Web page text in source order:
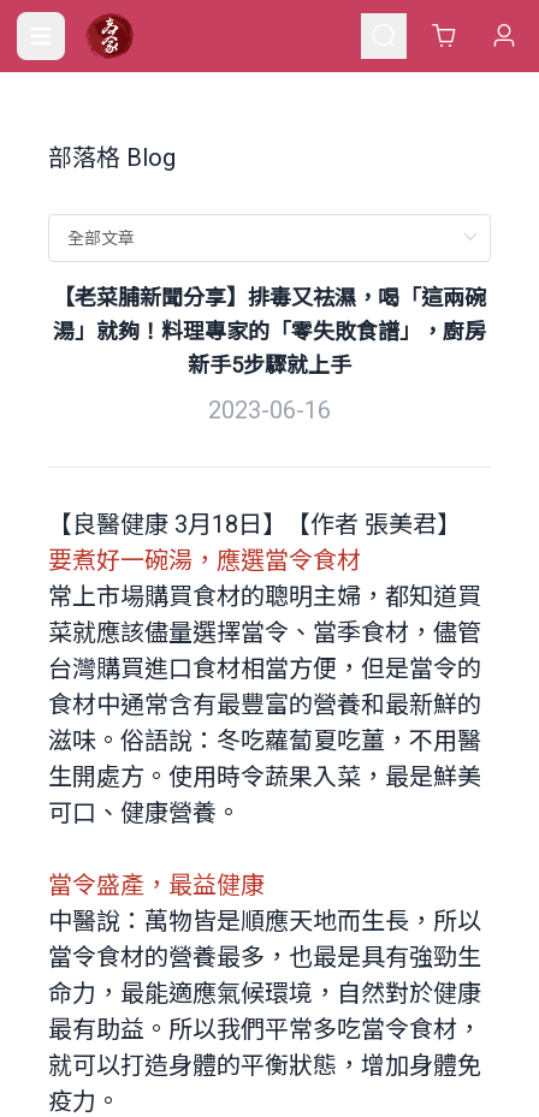
Cart
部落格 Blog
【老菜脯新聞分享】排毒又祛濕，喝「這兩碗
湯」就夠！料理專家的「零失敗食譜」，廚房
新手5步驟就上手
2023-06-16
【良醫健康 3月18日】【作者 張美君】
要煮好一碗湯，應選當令食材
常上市場購買食材的聰明主婦，都知道買
菜就應該儘量選擇當令、當季食材，儘管
台灣購買進口食材相當方便，但是當令的
食材中通常含有最豐富的營養和最新鮮的
滋味。俗語說：冬吃蘿蔔夏吃薑，不用醫
生開處方。使用時令蔬果入菜，最是鮮美
可口、健康營養。
當令盛產，最益健康
中醫說：萬物皆是順應天地而生長，所以
當令食材的營養最多，也最是具有強勁生
命力，最能適應氣候環境，自然對於健康
最有助益。所以我們平常多吃當令食材，
就可以打造身體的平衡狀態，增加身體免
疫力。